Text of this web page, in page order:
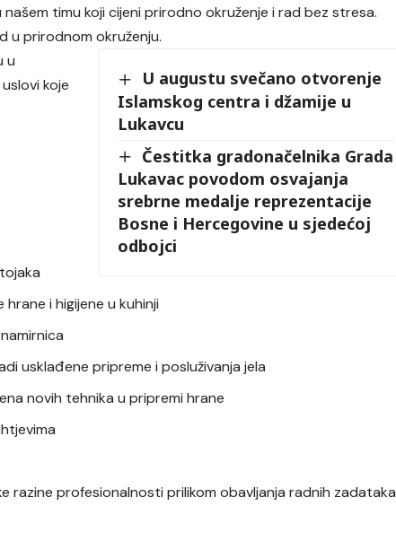
timu koji cijeni prirodno okruženje i rad bez stresa.
u prirodnom okruženju.
U augustu svečano otvorenje
Islamskog centra i džamije u
Lukavcu
Čestitka gradonačelnika Grada
Lukavac povodom osvajanja
srebrne medalje reprezentacije
Bosne i Hercegovine u sjedećoj
odbojci
u
koje
i higijene u kuhinji
usklađene pripreme i posluživanja jela
novih tehnika u pripremi hrane
razine profesionalnosti prilikom obavljanja radnih zadataka